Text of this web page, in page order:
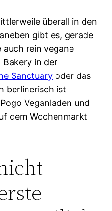
überall in den
gibt es, gerade
auch rein vegane
Bakery in der
Sanctuary oder das
berlinerisch ist
Veganladen und
dem Wochenmarkt